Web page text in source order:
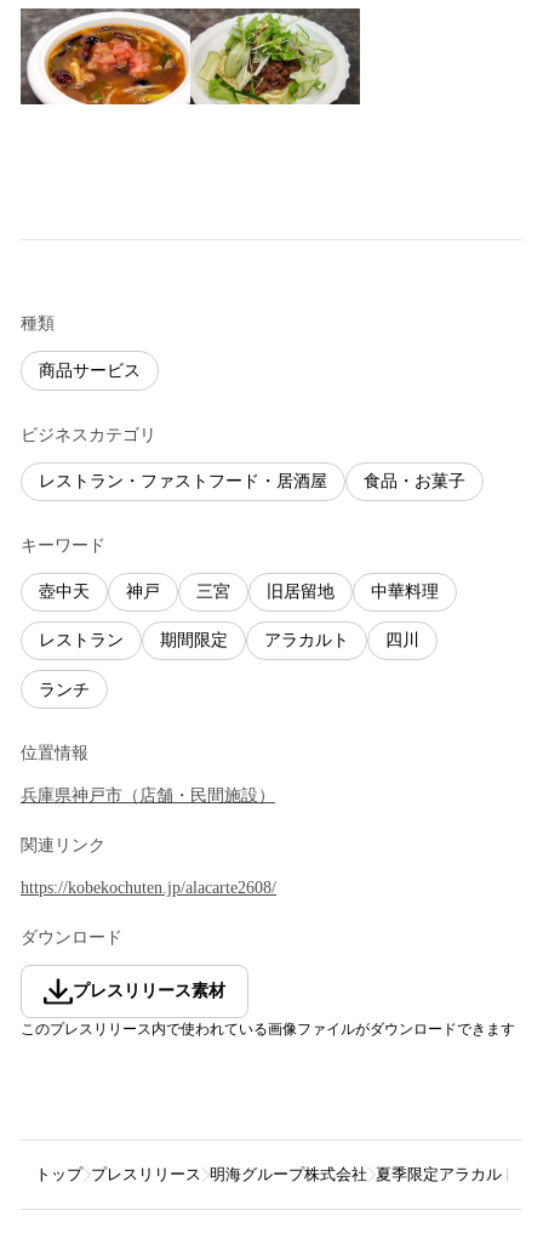
種類
商品サービス
ビジネスカテゴリ
レストラン・ファストフード・居酒屋 食品・お菓子
キーワード
壺中天 神戸 三宮 旧居留地 中華料理
レストラン 期間限定 アラカルト 四川
ランチ
位置情報
兵庫県神戸市 （ 店舗・民間施設 ）
関連リンク
https://kobekochuten.jp/alacarte2608/
ダウンロード
プレスリリース素材
このプレスリリース内で使われている画像ファイルがダウンロードできます
トップ プレスリリース 明海グループ株式会社 夏季限定アラカルト「